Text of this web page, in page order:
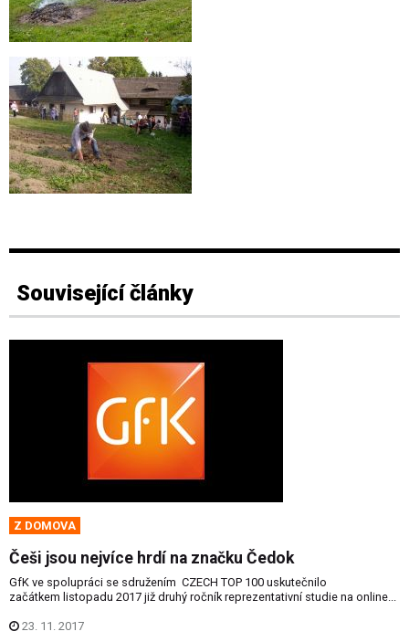
Související články
Z DOMOVA
Češi jsou nejvíce hrdí na značku Čedok
GfK ve spolupráci se sdružením CZECH TOP 100 uskutečnilo
začátkem listopadu 2017 již druhý ročník reprezentativní studie na online...
23. 11. 2017